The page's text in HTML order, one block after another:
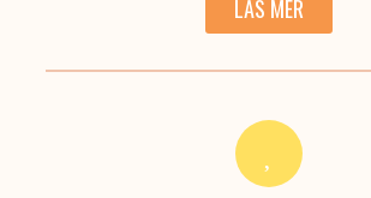
LÄS MER